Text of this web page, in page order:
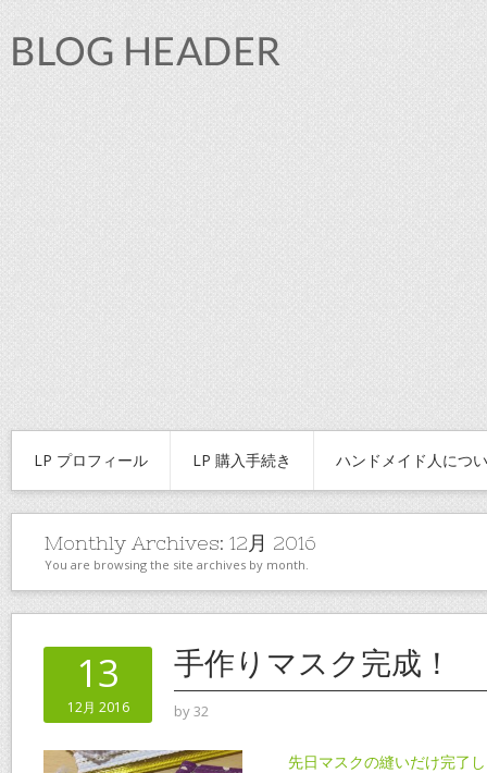
LP プロフィール LP 購入手続き ハンドメイド人につ
Monthly Archives: 12月 2016
You are browsing the site archives by month.
13
12月 2016
手作りマスク完成！
by32
先日マスクの縫いだけ完了